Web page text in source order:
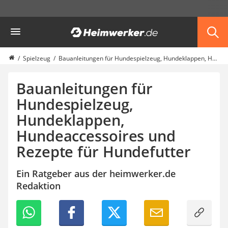
Haushalt & Freizeit
Diascanner
Walkie-Talkie Kinder
Gusseisen Bräter
Induktionskochfeld
Tischgeschirrspüler
Elektronische Dartscheibe
Wildkamera
Wischmopp
Beschriftungsgerät
Trinkflasche
Thermokanne
Elektrische Pfeffermühle
Waschsauger
Geflügelschere
Spielzeug Bauanleitungen für Hundespielzeug, Hundeklappen, Hundeaccessoires und Rezepte für Hundefutter
Bauanleitungen für
Hundespielzeug,
Hundeklappen,
Hundeaccessoires und
Rezepte für Hundefutter
Ein Ratgeber aus der heimwerker.de
Redaktion